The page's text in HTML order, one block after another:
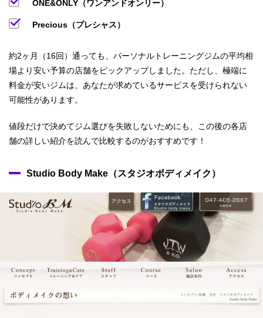
ONE&ONLY（ワンアンドオンリー）
Precious（プレシャス）
約2ヶ月（16回）通っても、パーソナルトレーニングジムの平均相
場より安い予算の店舗をピックアップしました。ただし、極端に
料金が安いジムは、あなたが求めているサービスを受けられない
可能性があります。
値段だけで決めてジム選びを失敗しないためにも、この後の各店
舗の詳しい紹介を読んで比較するのがおすすめです！
Studio Body Make（スタジオボディメイク）